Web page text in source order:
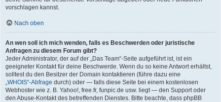
vorschlagen kannst.
Nach oben
An wen soll ich mich wenden, falls es Beschwerden oder juristische
Anfragen zu diesem Forum gibt?
Jeder Administrator, der auf der „Das Team“-Seite aufgeführt ist, ist ein
geeigneter Kontakt für deine Beschwerde. Wenn du so keine Antwort erhältst,
solltest du den Besitzer der Domain kontaktieren (führe dazu eine
„WHOIS“-Abfrage durch) oder — falls diese Seite bei einem kostenlosen
Webhoster wie z. B. Yahoo!, free.fr, funpic.de usw. liegt — den Support oder
den Abuse-Kontakt des betreffenden Dienstes. Bitte beachte, dass phpBB